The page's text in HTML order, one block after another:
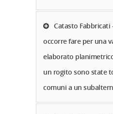
Catasto Fabbricati
occorre fare per una
elaborato
un rogito sono state
comuni a un